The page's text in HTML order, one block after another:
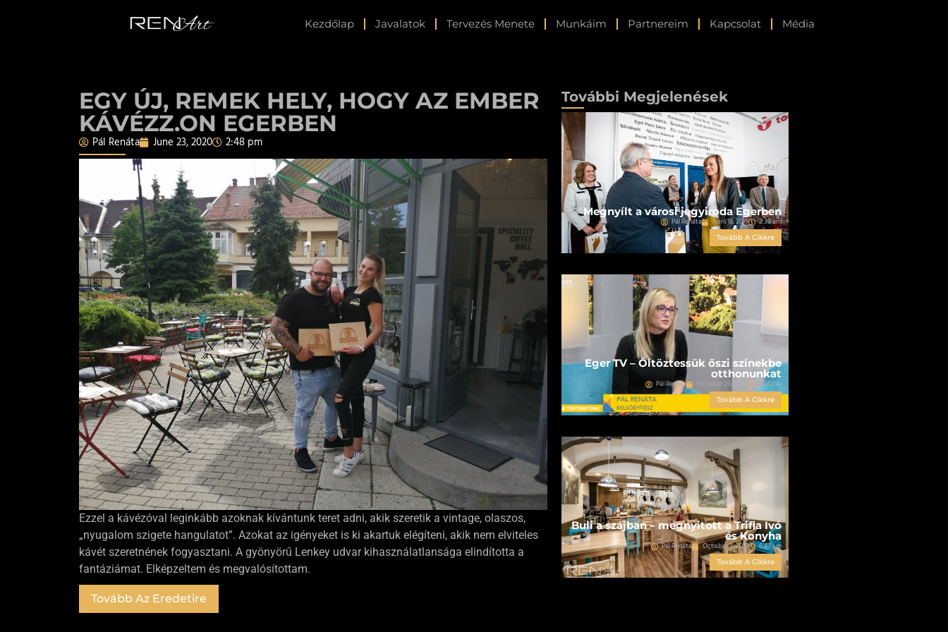
Kezdőlap Javalatok Tervezés Menete Munkáim Partnereim Kapcsolat Média
EGY ÚJ, REMEK HELY, HOGY AZ EMBER
KÁVÉZZ.ON EGERBEN
Pál Renáta June 23, 2020 2:48 pm
Ezzel a kávézóval leginkább azoknak kívántunk teret adni, akik szeretik a vintage, olaszos,
„nyugalom szigete hangulatot”. Azokat az igényeket is ki akartuk elégíteni, akik nem elviteles
kávét szeretnének fogyasztani. A gyönyörű Lenkey udvar kihasználatlansága elindította a
fantáziámat. Elképzeltem és megvalósítottam.
Tovább Az Eredetire
További Megjelenések
Megnyílt a városi jegyiroda Egerben
Pál Renáta April 18, 2019 2:39 am
Tovább A Cikkre
Eger TV – Öltöztessük őszi színekbe
otthonunkat
Pál Renáta October 29, 2020 2:54 pm
Tovább A Cikkre
Buli a szájban – megnyitott a Trifla Ivó
és Konyha
Pál Renáta October 3, 2017 6:47 am
Tovább A Cikkre